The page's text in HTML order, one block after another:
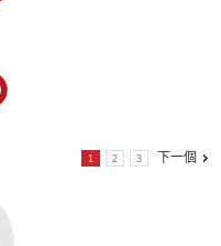
1 2 3 下一個